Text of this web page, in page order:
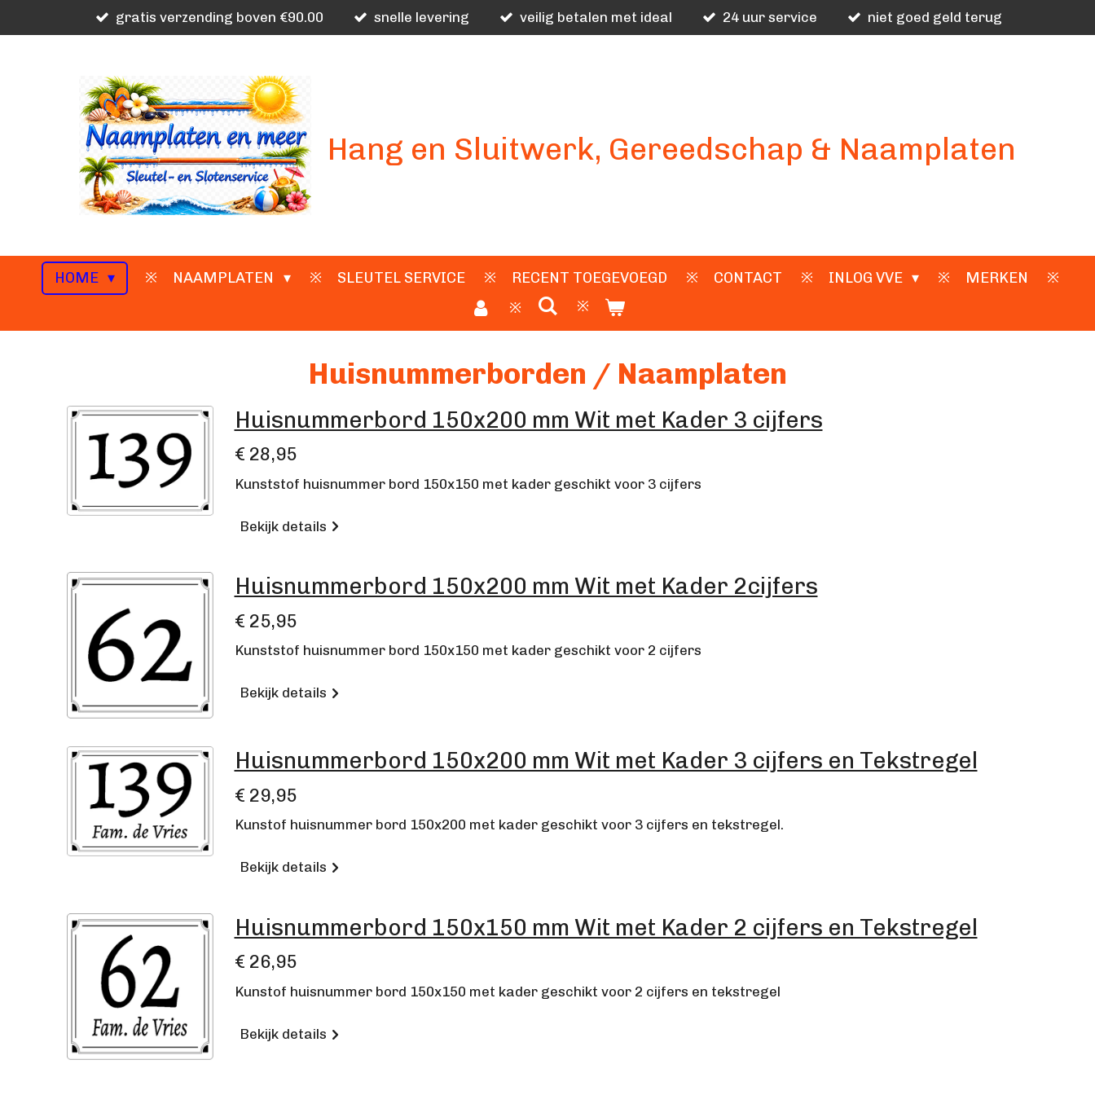
direct
hoofdinhoud
gratis verzending boven €90.00 snelle levering veilig betalen met ideal 24 uur service niet goed geld terug
Hang en Sluitwerk, Gereedschap & Naamplaten
HOME NAAMPLATEN SLEUTEL SERVICE RECENT TOEGEVOEGD CONTACT INLOG VVE MERKEN
Huisnummerborden / Naamplaten
Huisnummerbord 150x200 mm Wit met Kader 3 cijfers
€ 28,95
Kunststof huisnummer bord 150x150 met kader geschikt voor 3 cijfers
Bekijk details
Huisnummerbord 150x200 mm Wit met Kader 2cijfers
€ 25,95
Kunststof huisnummer bord 150x150 met kader geschikt voor 2 cijfers
Bekijk details
Huisnummerbord 150x200 mm Wit met Kader 3 cijfers en Tekstregel
€ 29,95
Kunstof huisnummer bord 150x200 met kader geschikt voor 3 cijfers en tekstregel.
Bekijk details
Huisnummerbord 150x150 mm Wit met Kader 2 cijfers en Tekstregel
€ 26,95
Kunstof huisnummer bord 150x150 met kader geschikt voor 2 cijfers en tekstregel
Bekijk details